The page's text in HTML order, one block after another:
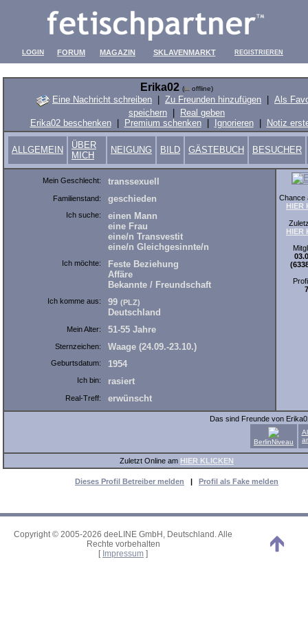
LOGIN FORUM MAGAZIN SKLAVENMARKT REGISTRIEREN
Erika02 ( offline)
Eine Nachricht schreiben Zu Freunden hinzufügen
Als
speichern
Real geben
Erika02 beschenken| Premium schenken| Ignorieren| Notiz
ALLGEMEIN
ÜBER
MICH
NEIGUNG BILD GÄSTEBUCH BESUCHER
Mein Geschlecht: transsexuell
Familienstand: geschieden
Ich suche:
einen Mann
eine Frau
eine/n Transvestit
eine/n Gleichgesinnte/n
Ich möchte:
Feste Beziehung
Affäre
Bekannte / Freundschaft
Ich komme aus: 99 (PLZ)
Deutschland
Mein Alter: 51-55 Jahre
Sternzeichen: Waage (24.09.-23.10.)
Geburtsdatum: 1954
Ich bin: rasiert
Real-Treff: erwünscht
Chance
HIER
HIER
Das sind Freunde von
BerlinNiveau
Zuletzt Online am HIER KLICKEN
Dieses Profil Betreiber melden | Profil als Fake melden
Copyright © 2005-2026 deeLINE GmbH, Deutschland. Alle
Rechte vorbehalten
[ Impressum ]